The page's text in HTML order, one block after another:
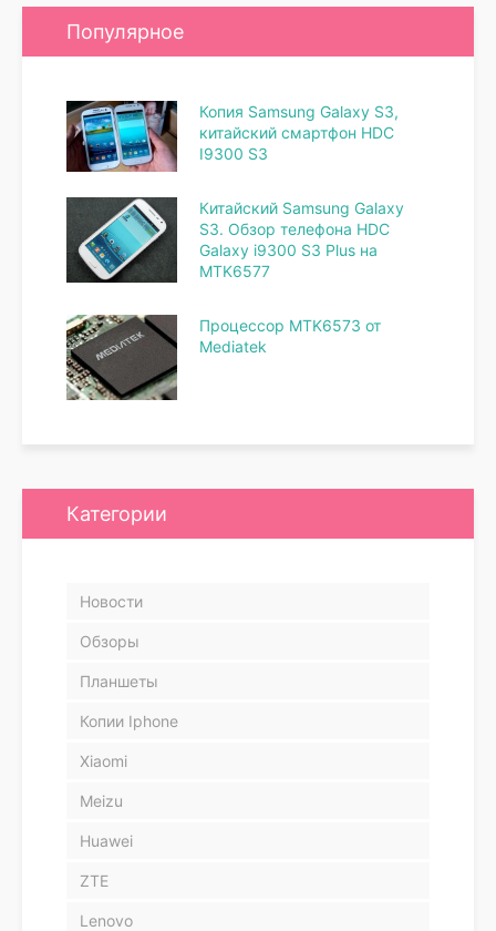
Популярное
Копия Samsung Galaxy S3,
китайский смартфон HDC
I9300 S3
Китайский Samsung Galaxy
S3. Обзор телефона HDC
Galaxy i9300 S3 Plus на
MTK6577
Процессор MTK6573 от
Mediatek
Категории
Новости
Обзоры
Планшеты
Копии Iphone
Xiaomi
Meizu
Huawei
ZTE
Lenovo